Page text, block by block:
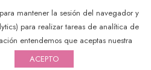
mantener la sesión del navegador y
para realizar tareas de analítica de
entendemos que aceptas nuestra
ACEPTO